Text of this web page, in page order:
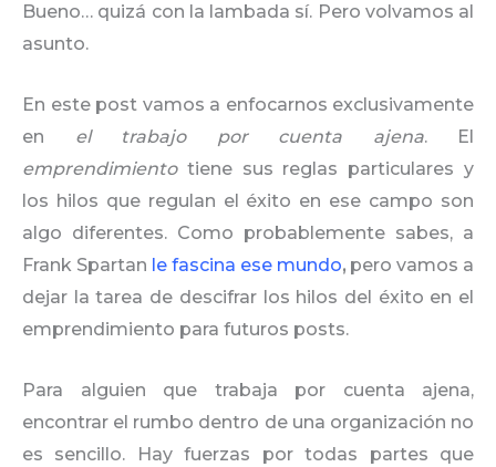
Bueno… quizá con la lambada sí. Pero volvamos al
asunto.
En este post vamos a enfocarnos exclusivamente
en el trabajo por cuenta ajena. El
emprendimientotiene sus reglas particulares y
los hilos que regulan el éxito en ese campo son
algo diferentes. Como probablemente sabes, a
Frank Spartan le fascina ese mundo, pero vamos a
dejar la tarea de descifrar los hilos del éxito en el
emprendimiento para futuros posts.
Para alguien que trabaja por cuenta ajena,
encontrar el rumbo dentro de una organización no
es sencillo. Hay fuerzas por todas partes que